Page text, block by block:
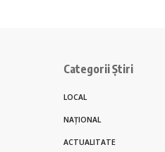
Categorii Știri
LOCAL
NAȚIONAL
ACTUALITATE